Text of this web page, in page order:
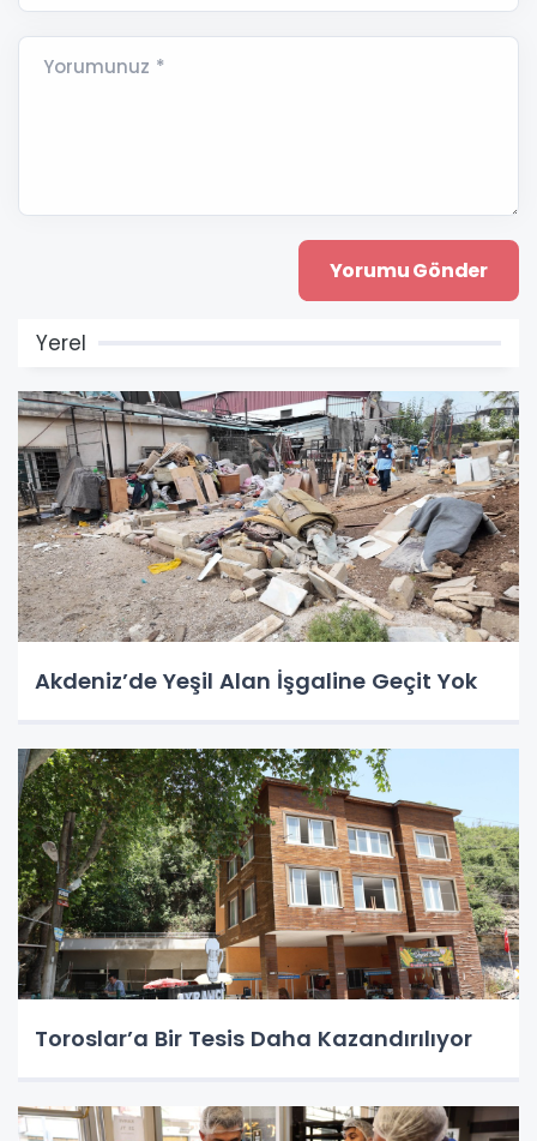
Yorumunuz *
Yerel
Akdeniz’de Yeşil Alan İşgaline Geçit Yok
Toroslar’a Bir Tesis Daha Kazandırılıyor